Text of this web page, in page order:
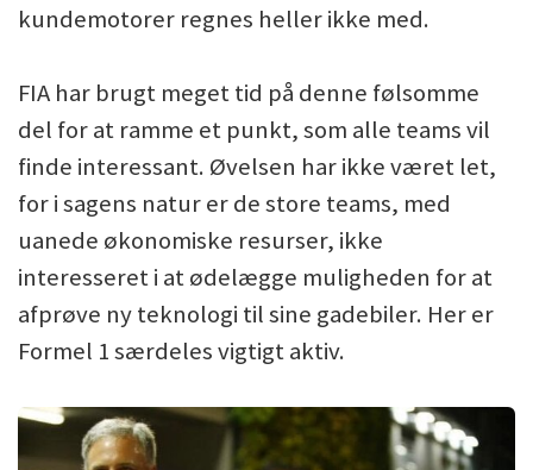
kundemotorer regnes heller ikke med.
FIA har brugt meget tid på denne følsomme
del for at ramme et punkt, som alle teams vil
finde interessant. Øvelsen har ikke været let,
for i sagens natur er de store teams, med
uanede økonomiske resurser, ikke
interesseret i at ødelægge muligheden for at
afprøve ny teknologi til sine gadebiler. Her er
Formel 1 særdeles vigtigt aktiv.